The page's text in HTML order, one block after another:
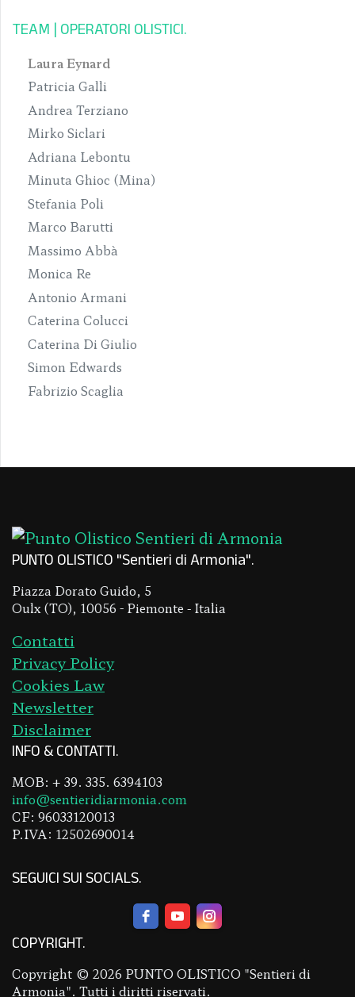
TEAM | OPERATORI OLISTICI
Laura Eynard
Patricia Galli
Andrea Terziano
Mirko Siclari
Adriana Lebontu
Minuta Ghioc (Mina)
Stefania Poli
Marco Barutti
Massimo Abbà
Monica Re
Antonio Armani
Caterina Colucci
Caterina Di Giulio
Simon Edwards
Fabrizio Scaglia
PUNTO OLISTICO "Sentieri di Armonia"
Piazza Dorato Guido, 5
Oulx (TO), 10056 - Piemonte - Italia
Contatti
Privacy Policy
Cookies Law
Newsletter
Disclaimer
INFO & CONTATTI
MOB: + 39. 335. 6394103
info@sentieridiarmonia.com
CF: 96033120013
P.IVA: 12502690014
SEGUICI SUI SOCIALS
COPYRIGHT
Copyright © 2026 PUNTO OLISTICO "Sentieri di
Armonia". Tutti i diritti riservati.